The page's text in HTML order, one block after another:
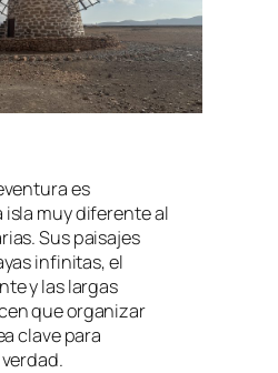
es
muy diferente al
Sus paisajes
infinitas, el
y las largas
que organizar
clave para